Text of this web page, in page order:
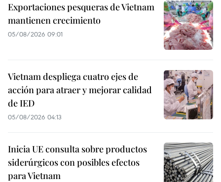
Exportaciones pesqueras de Vietnam
mantienen crecimiento
05/08/2026 09:01
Vietnam despliega cuatro ejes de
acción para atraer y mejorar calidad
de IED
05/08/2026 04:13
Inicia UE consulta sobre productos
siderúrgicos con posibles efectos
para Vietnam